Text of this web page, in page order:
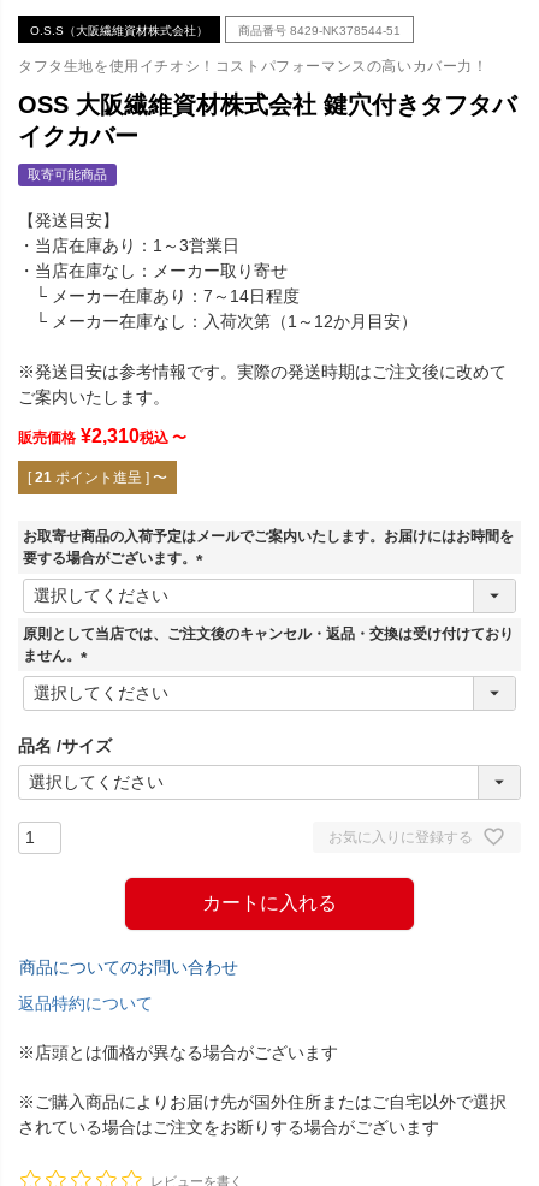
O.S.S（大阪繊維資材株式会社） 商品番号 8429-NK378544-51
タフタ生地を使用イチオシ！コストパフォーマンスの高いカバー力！
OSS 大阪繊維資材株式会社 鍵穴付きタフタバ
イクカバー
取寄可能商品
【発送目安】
・当店在庫あり：1～3営業日
・当店在庫なし：メーカー取り寄せ
└ メーカー在庫あり：7～14日程度
└ メーカー在庫なし：入荷次第（1～12か月目安）
※発送目安は参考情報です。実際の発送時期はご注文後に改めて
ご案内いたします。
販売価格 ¥2,310税込 〜
[ 21 ポイント進呈 ] 〜
お取寄せ商品の入荷予定はメールでご案内いたします。お届けにはお時間を
要する場合がございます。
(
須
原則として当店では、ご注文後のキャンセル・返品・交換は受け付けており
ません。
(
必
)
品名 サイズ
お気に入りに登録する
カートに入れる
商品についてのお問い合わせ
返品特約について
※店頭とは価格が異なる場合がございます
※ご購入商品によりお届け先が国外住所またはご自宅以外で選択
されている場合はご注文をお断りする場合がございます
レビューを書く